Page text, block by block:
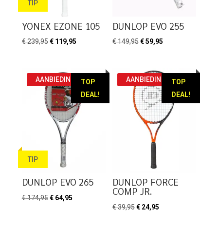
TIP
YONEX EZONE 105
€239,95 Oorspronkelijke
€ 239,95.
€119,95Huidige
€ 119,95.
DUNLOP EVO 255
€149,95Oorspronkelijke
€ 149,95.
€59,95
€ 59,95.
TOP
DEAL!
TIP
AANBIEDING!
DUNLOP EVO 265
€174,95 Oorspronkelijke
€64,95Huidige
TOP
DEAL!
AANBIEDING!
DUNLOP FORCE
COMP JR.
€39,95Oorspronkelijke
€ 24,95